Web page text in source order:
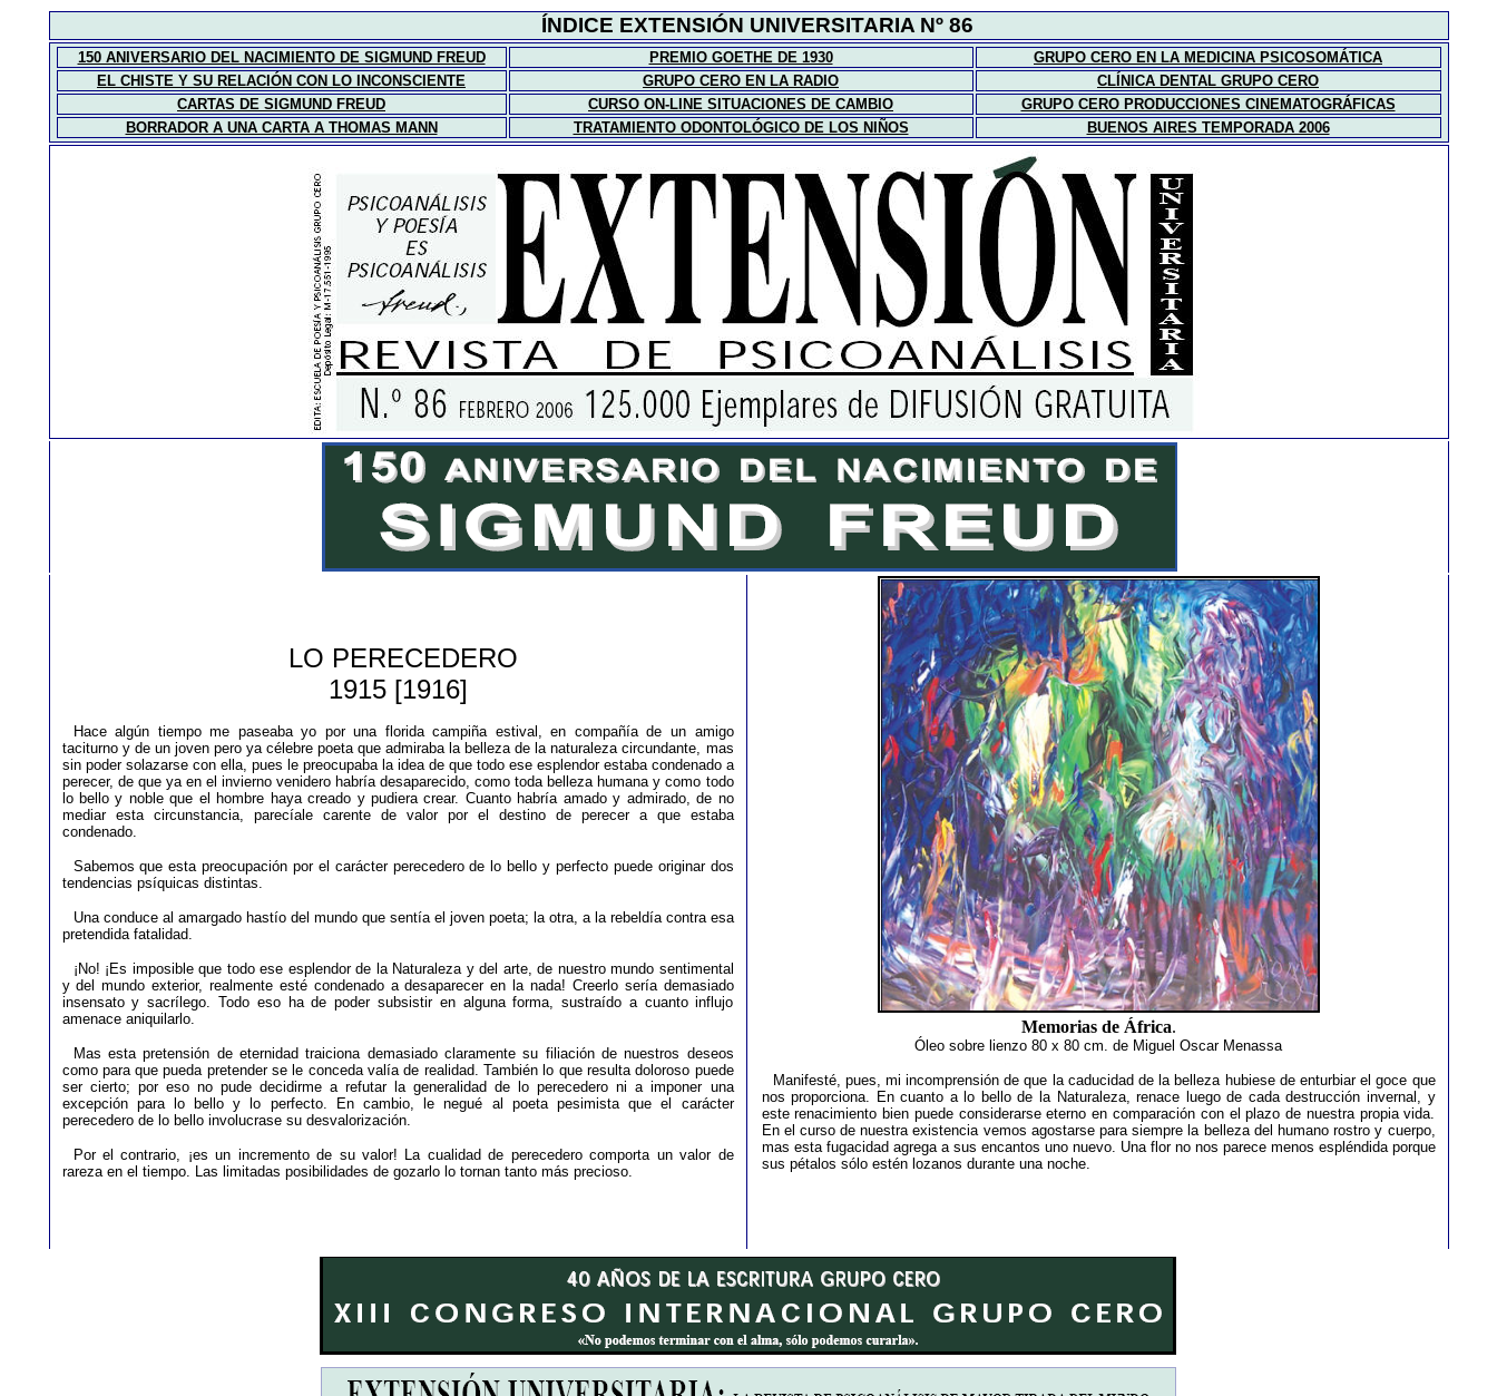
ÍNDICE EXTENSIÓN UNIVERSITARIA Nº 86
150 ANIVERSARIO DEL NACIMIENTO DE SIGMUND FREUD PREMIO GOETHE DE 1930
GRUPO CERO EN LA MEDICINA PSICOSOMÁTICA
EL CHISTE Y SU RELACIÓN CON LO INCONSCIENTE
GRUPO CERO EN LA RADIO
CLÍNICA DENTAL GRUPO CERO
CARTAS DE SIGMUND FREUD
CURSO ON-LINE SITUACIONES DE CAMBIO
GRUPO CERO PRODUCCIONES CINEMATOGRÁFICAS
BORRADOR A UNA CARTA A THOMAS MANN
TRATAMIENTO ODONTOLÓGICO DE LOS NIÑOS BUENOS AIRES TEMPORADA 2006
LO PERECEDERO
1915 [1916]
Hace algún tiempo me paseaba yo por una florida campiña estival, en compañía de un amigo
taciturno y de un joven pero ya célebre poeta que admiraba la belleza de la naturaleza circundante, mas
sin poder solazarse con ella, pues le preocupaba la idea de que todo ese esplendor estaba condenado a
perecer, de que ya en el invierno venidero habría desaparecido, como toda belleza humana y como todo
lo bello y noble que el hombre haya creado y pudiera crear. Cuanto habría amado y admirado, de no
mediar esta circunstancia, parecíale carente de valor por el destino de perecer a que estaba
condenado.
Sabemos que esta preocupación por el carácter perecedero de lo bello y perfecto puede originar dos
tendencias psíquicas distintas.
Una conduce al amargado hastío del mundo que sentía el joven poeta; la otra, a la rebeldía contra esa
pretendida fatalidad.
¡No! ¡Es imposible que todo ese esplendor de la Naturaleza y del arte, de nuestro mundo sentimental
y del mundo exterior, realmente esté condenado a desaparecer en la nada! Creerlo sería demasiado
insensato y sacrílego. Todo eso ha de poder subsistir en alguna forma, sustraído a cuanto influjo
amenace aniquilarlo.
Mas esta pretensión de eternidad traiciona demasiado claramente su filiación de nuestros deseos
como para que pueda pretender se le conceda valía de realidad. También lo que resulta doloroso puede
ser cierto; por eso no pude decidirme a refutar la generalidad de lo perecedero ni a imponer una
excepción para lo bello y lo perfecto. En cambio, le negué al poeta pesimista que el carácter
perecedero de lo bello involucrase su desvalorización.
Por el contrario, ¡es un incremento de su valor! La cualidad de perecedero comporta un valor de
rareza en el tiempo. Las limitadas posibilidades de gozarlo lo tornan tanto más precioso.
Memorias de África.
Óleo sobre lienzo 80 x 80 cm. de Miguel Oscar Menassa
Manifesté, pues, mi incomprensión de que la caducidad de la belleza hubiese de enturbiar el goce que
nos proporciona. En cuanto a lo bello de la Naturaleza, renace luego de cada destrucción invernal, y
este renacimiento bien puede considerarse eterno en comparación con el plazo de nuestra propia vida.
En el curso de nuestra existencia vemos agostarse para siempre la belleza del humano rostro y cuerpo,
mas esta fugacidad agrega a sus encantos uno nuevo. Una flor no nos parece menos espléndida porque
sus pétalos sólo estén lozanos durante una noche.